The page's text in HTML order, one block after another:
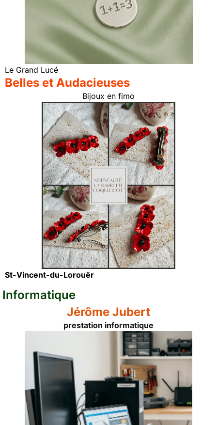
Le Grand Lucé
Belles et Audacieuses
Bijoux en fimo
St-Vincent-du-Lorouër
Informatique
Jérôme Jubert
prestation informatique